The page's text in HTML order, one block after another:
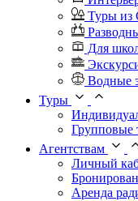
Туры из
Для
Водные
Туры
Групповые
Агентствам
Личный
Аренда